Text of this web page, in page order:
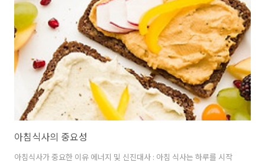
다른 유익한 화합물들을 제공합니다. 에너지 보충 : 저녁 식사는 하루 동
안의 활동과 칼로리 소모 후에 신체의 에너지 저장소를 보충하는 데 도움
을 줍니다. 그것은 신체 기능, 신체 활동, 그리고 신진대사에 필요한..
아침식사의 중요성
아침식사가 중요한 이유 에너지 및 신진대사 : 아침 식사는 하루를 시작